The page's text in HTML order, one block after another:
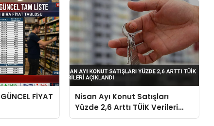
FİYAT
Nisan Ayı Konut Satışları
Yüzde 2,6 Arttı TÜİK Verileri
Açıklandı